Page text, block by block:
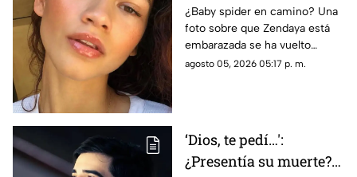
Fotografía con
avanzado estado de
gestación se vuelve
viral
¿Baby spider en camino? Una
foto sobre que Zendaya está
embarazada se ha vuelto
tendencia en redes sociales.
agosto 05, 2026 05:17 p. m.
‘Dios, te pedí…':
¿Presentía su muerte?